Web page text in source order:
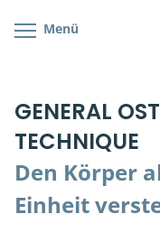
Menü
GENERAL
TECHNIQUE
Den Körper
Einheit
Cranial/Neurale
Parietale Osteopathie
Viszerale
Bonus-Programm
Veranstaltungsticket
Wissenswertes
Teilnehmerliste
Stellenbörse
Soziales